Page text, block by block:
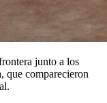
junto a los
que comparecieron